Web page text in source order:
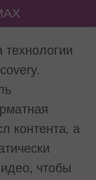
контента, а
чтобы